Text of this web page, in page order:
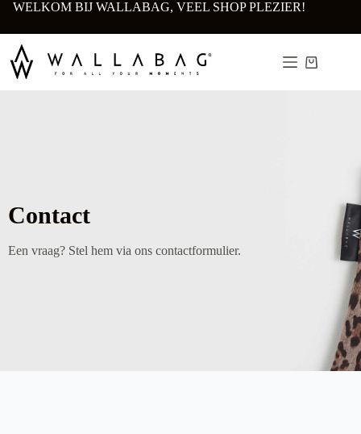
WELKOM BIJ WALLABAG, VEEL SHOP PLEZIER!
Contact
Een vraag? Stel hem via ons contactformulier.